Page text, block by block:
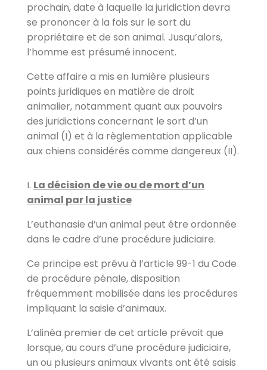
prochain, date à laquelle la juridiction devra
se prononcer à la fois sur le sort du
propriétaire et de son animal. Jusqu’alors,
l’homme est présumé innocent.
Cette affaire a mis en lumière plusieurs
points juridiques en matière de droit
animalier, notamment quant aux pouvoirs
des juridictions concernant le sort d’un
animal (I) et à la règlementation applicable
aux chiens considérés comme dangereux (II).
I. La décision de vie ou de mort d’un
animal par la justice
L’euthanasie d’un animal peut être ordonnée
dans le cadre d’une procédure judiciaire.
Ce principe est prévu à l’article 99-1 du Code
de procédure pénale, disposition
fréquemment mobilisée dans les procédures
impliquant la saisie d’animaux.
L’alinéa premier de cet article prévoit que
lorsque, au cours d’une procédure judiciaire,
un ou plusieurs animaux vivants ont été saisis